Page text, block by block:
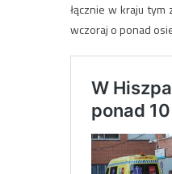
łącznie w kraju
wczoraj o ponad